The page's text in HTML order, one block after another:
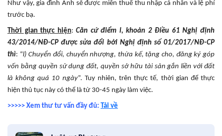
Như vậy, gia đình Anh sẽ được miễn thuế thu nhập cá nhân và lệ phí
trước bạ.
Thời gian thực hiện:Căn cứ điểm l, khoản 2 Điều 61 Nghị định
43/2014/NĐ-CP được sửa đổi bởi Nghị định số 01/2017/NĐ-CP
thì: “l) Chuyển đổi, chuyển nhượng, thừa kế, tặng cho, đăng ký góp
vốn bằng quyền sử dụng đất, quyền sở hữu tài sản gắn liền với đất
là không quá 10 ngày”. Tuy nhiên, trên thực tế, thời gian để thực
hiện thủ tục này có thể là từ 30-45 ngày làm việc.
>>>>> Xem thư tư vấn đầy đủ: Tải về